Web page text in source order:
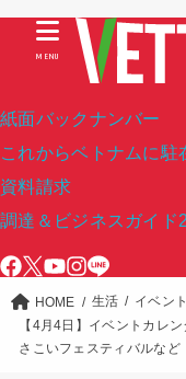
紙面バックナンバー
これからベトナムに駐
資料請求
調達＆ビジネスガイド
MENU
HOME 生活
イベン
【4月4日】イベントカレ
さこいフェスティバルなど